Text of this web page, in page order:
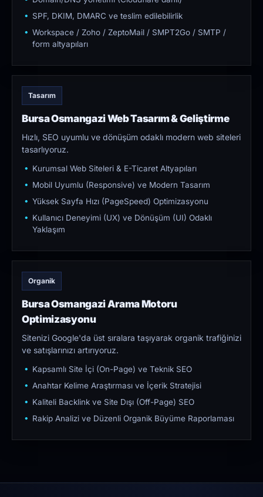
SPF, DKIM, DMARC ve teslim edilebilirlik
Workspace / Zoho / ZeptoMail / SMPT2Go / SMTP /
form altyapıları
Tasarım
Bursa Osmangazi Web Tasarım & Geliştirme
Hızlı, SEO uyumlu ve dönüşüm odaklı modern web siteleri
tasarlıyoruz.
Kurumsal Web Siteleri & E-Ticaret Altyapıları
Mobil Uyumlu (Responsive) ve Modern Tasarım
Yüksek Sayfa Hızı (PageSpeed) Optimizasyonu
Kullanıcı Deneyimi (UX) ve Dönüşüm (UI) Odaklı
Yaklaşım
Organik
Bursa Osmangazi Arama Motoru
Optimizasyonu
Sitenizi Google'da üst sıralara taşıyarak organik trafiğinizi
ve satışlarınızı artırıyoruz.
Kapsamlı Site İçi (On-Page) ve Teknik SEO
Anahtar Kelime Araştırması ve İçerik Stratejisi
Kaliteli Backlink ve Site Dışı (Off-Page) SEO
Rakip Analizi ve Düzenli Organik Büyüme Raporlaması